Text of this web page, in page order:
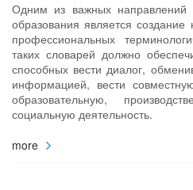
Одним из важных направлений
образования является создание
профессиональных
таких словарей должно
способных вести диалог,
информацией, вести
образовательную,
социальную деятельность.
more